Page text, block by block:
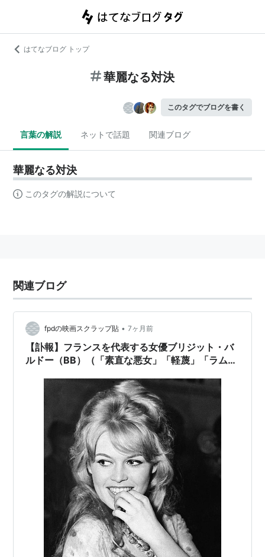
はてなブログ トップ
華麗なる対決
このタグでブログを書く
言葉の解説 ネットで話題 関連ブログ
華麗なる対決
このタグの解説について
関連ブログ
fpdの映画スクラップ貼 • 7ヶ月前
【訃報】フランスを代表する女優ブリジット・バ
ルドー（BB）（「素直な悪女」「軽蔑」「ラムの